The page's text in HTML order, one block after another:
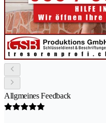
Allgmeines Feedback